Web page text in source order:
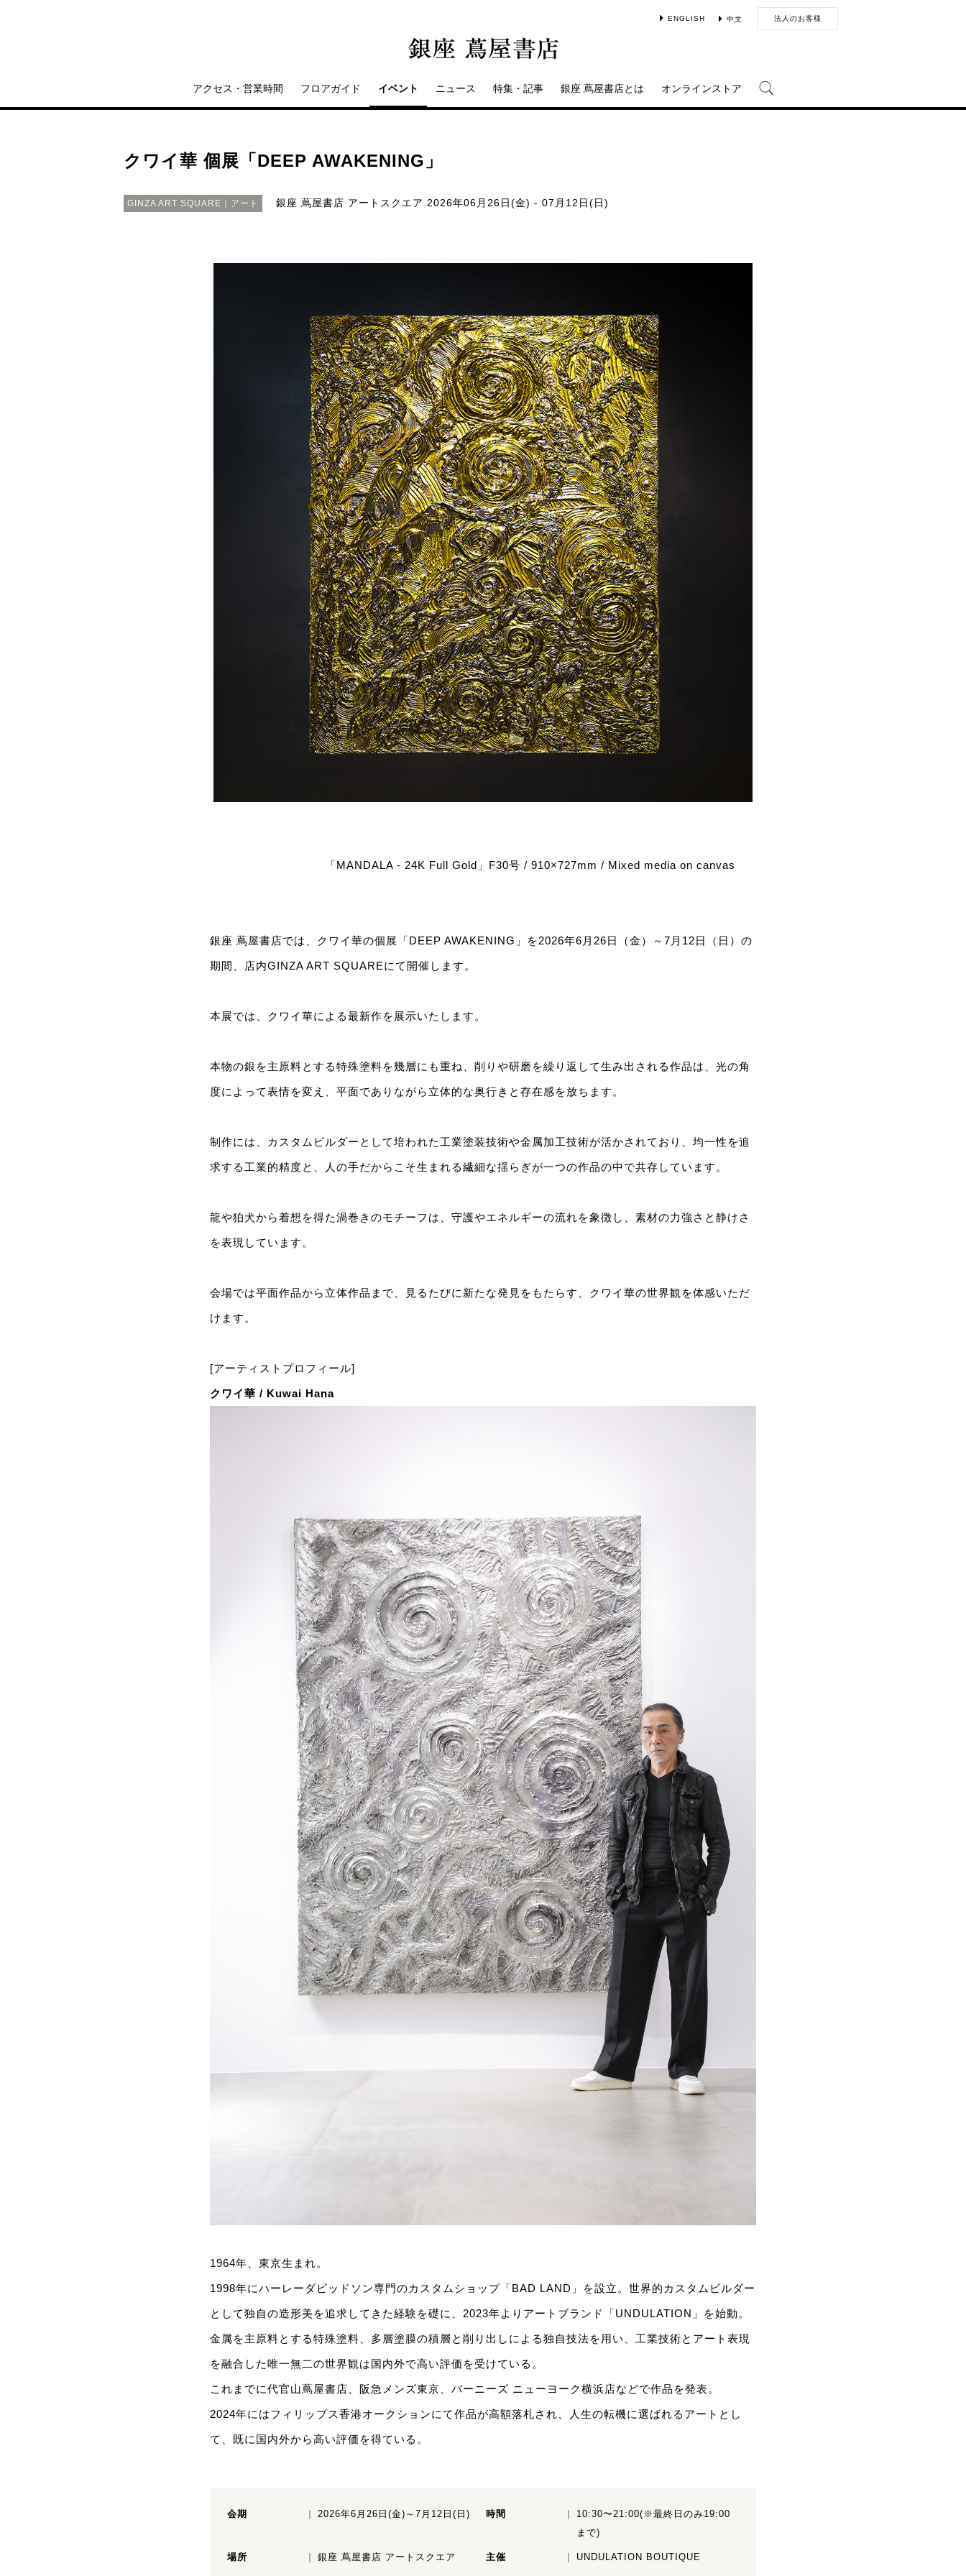
ENGLISH 中文 法人のお客様
アクセス・営業時間 フロアガイド イベント ニュース 特集・記事 銀座 蔦屋書店とは オンラインストア
クワイ華 個展「DEEP AWAKENING」
GINZA ART SQUARE｜アート 銀座 蔦屋書店 アートスクエア 2026年06月26日(金) - 07月12日(日)
「MANDALA - 24K Full Gold」F30号 / 910×727mm / Mixed media on canvas
銀座 蔦屋書店では、クワイ華の個展「DEEP AWAKENING」を2026年6月26日（金）～7月12日（日）の
期間、店内GINZA ART SQUAREにて開催します。
本展では、クワイ華による最新作を展示いたします。
本物の銀を主原料とする特殊塗料を幾層にも重ね、削りや研磨を繰り返して生み出される作品は、光の角
度によって表情を変え、平面でありながら立体的な奥行きと存在感を放ちます。
制作には、カスタムビルダーとして培われた工業塗装技術や金属加工技術が活かされており、均一性を追
求する工業的精度と、人の手だからこそ生まれる繊細な揺らぎが一つの作品の中で共存しています。
龍や狛犬から着想を得た渦巻きのモチーフは、守護やエネルギーの流れを象徴し、素材の力強さと静けさ
を表現しています。
会場では平面作品から立体作品まで、見るたびに新たな発見をもたらす、クワイ華の世界観を体感いただ
けます。
[アーティストプロフィール]
クワイ華 / Kuwai Hana
1964年、東京生まれ。
1998年にハーレーダビッドソン専門のカスタムショップ「BAD LAND」を設立。世界的カスタムビルダー
として独自の造形美を追求してきた経験を礎に、2023年よりアートブランド「UNDULATION」を始動。
金属を主原料とする特殊塗料、多層塗膜の積層と削り出しによる独自技法を用い、工業技術とアート表現
を融合した唯一無二の世界観は国内外で高い評価を受けている。
これまでに代官山蔦屋書店、阪急メンズ東京、バーニーズ ニューヨーク横浜店などで作品を発表。
2024年にはフィリップス香港オークションにて作品が高額落札され、人生の転機に選ばれるアートとし
て、既に国内外から高い評価を得ている。
会期 2026年6月26日(金)～7月12日(日) 時間
10:30〜21:00(※最終日のみ19:00
まで)
場所 銀座 蔦屋書店 アートスクエア 主催 UNDULATION BOUTIQUE